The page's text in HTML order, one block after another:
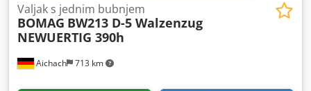
Aichach 713 km
Valjak s jednim bubnjem
BOMAG BW213 D-5 Walzenzug
NEWUERTIG 390h